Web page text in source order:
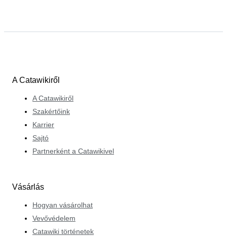
A Catawikiről
A Catawikiről
Szakértőink
Karrier
Sajtó
Partnerként a Catawikivel
Vásárlás
Hogyan vásárolhat
Vevővédelem
Catawiki történetek